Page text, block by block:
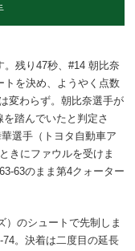
。残り47秒、#14 朝比奈
トを決め、ようやく点数
変わらず。朝比奈選手が
踏んでいたと判定さ
選手（トヨタ自動車ア
きにファウルを受けま
63のまま第4クォーター
のシュートで先制しま
。決着は二度目の延長